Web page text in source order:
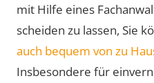
mit Hilfe eines
scheiden zu lassen, Sie
auch bequem von zu
Insbesondere für